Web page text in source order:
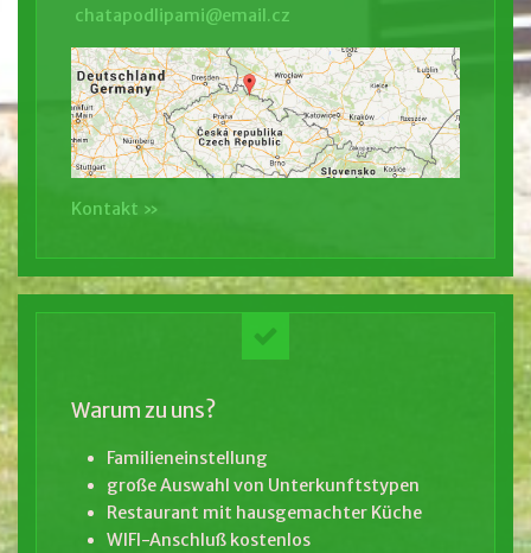
chatapodlipami@email.cz
Kontakt »
Warum zu uns?
Familieneinstellung
große Auswahl von Unterkunftstypen
Restaurant mit hausgemachter Küche
WIFI-Anschluß kostenlos